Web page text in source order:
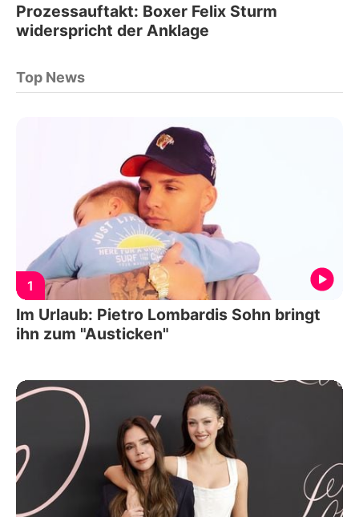
Prozessauftakt: Boxer Felix Sturm
widerspricht der Anklage
Top News
1
Im Urlaub: Pietro Lombardis Sohn bringt
ihn zum "Austicken"